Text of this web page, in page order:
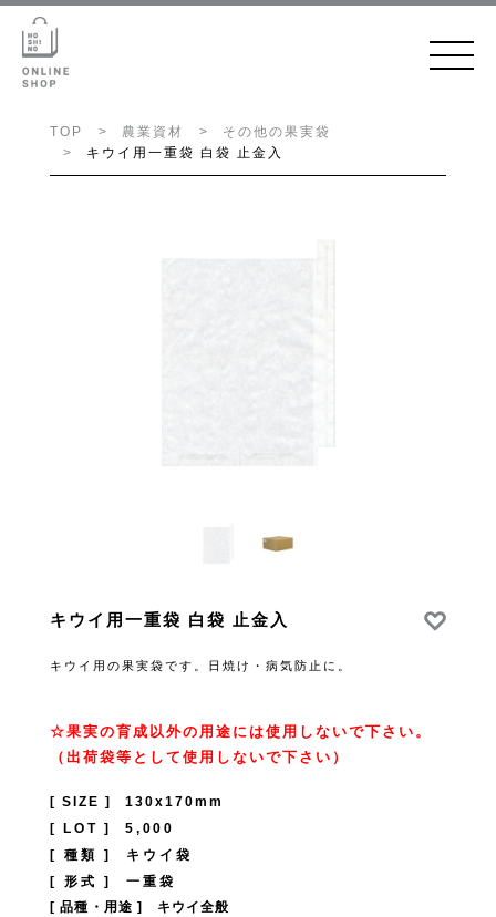
TOP 農業資材
その他の果実袋
キウイ用一重袋 白袋 止金入
キウイ用一重袋 白袋 止金入
キウイ用の果実袋です。日焼け・病気防止に。
☆果実の育成以外の用途には使用しないで下さい。
（出荷袋等として使用しないで下さい）
[ SIZE ]
130x170mm
[ LOT ]
5,000
[ 種類 ]
キウイ袋
[ 形式 ]
一重袋
[ 品種・用途 ]
キウイ全般